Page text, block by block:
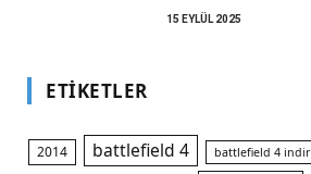
15 EYLÜL 2025
ETIKETLER
2014 battlefield 4 battlefield 4 indir